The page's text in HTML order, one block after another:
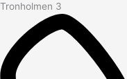
Tronholmen 3